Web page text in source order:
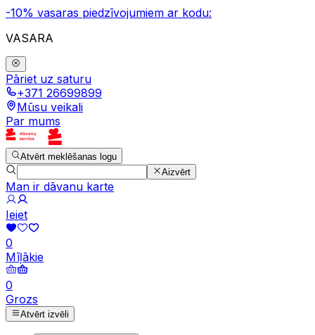
-10% vasaras piedzīvojumiem ar kodu:
VASARA
Pāriet uz saturu
+371 26699899
Mūsu veikali
Par mums
Atvērt meklēšanas logu
Aizvērt
Man ir dāvanu karte
Ieiet
0
Mīļākie
0
Grozs
Atvērt izvēli